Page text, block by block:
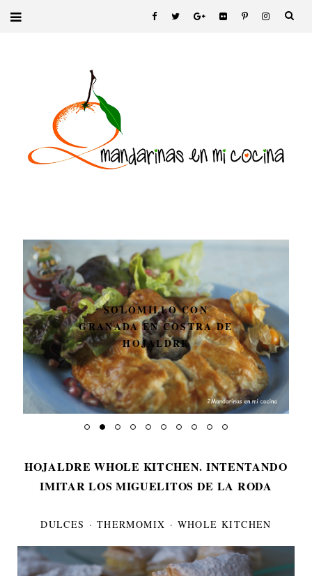
SOLOMILLO CON
GRANADA EN COSTRA DE
HOJALDRE
HOJALDRE WHOLE KITCHEN. INTENTANDO
IMITAR LOS MIGUELITOS DE LA RODA
DULCES · THERMOMIX · WHOLE KITCHEN